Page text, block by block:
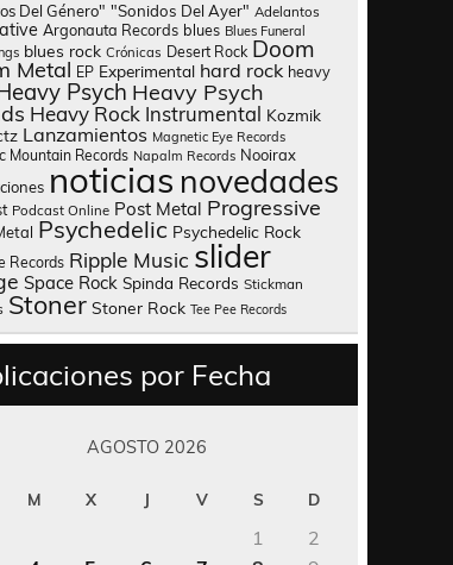
Del Género" "Sonidos Del Ayer" Adelantos
Argonauta Records blues Blues Funeral
blues rock Crónicas Desert Rock Doom
Metal EP Experimental hard rock heavy
Psych Heavy Psych
Heavy Rock Instrumental Kozmik
Lanzamientos Magnetic Eye Records
Mountain Records Napalm Records Nooirax
noticias novedades
Podcast Online Post Metal Progressive
Psychedelic Psychedelic Rock
Records Ripple Music slider
Space Rock Spinda Records Stickman
Stoner Stoner Rock Tee Pee Records
por Fecha
AGOSTO 2026
M X J V S D
1
2